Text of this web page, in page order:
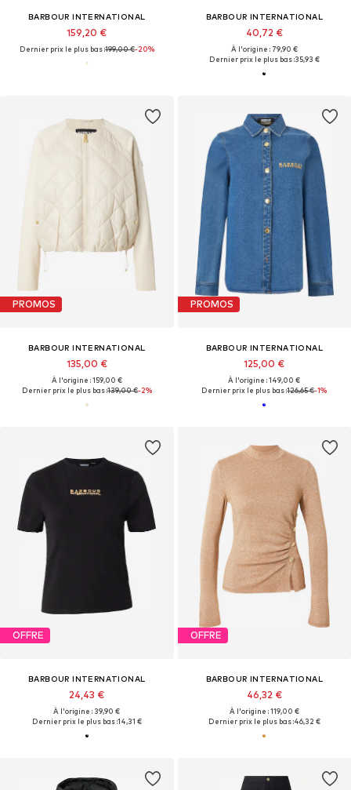
BARBOUR INTERNATIONAL
159,20 €
Dernier prix le plus bas :199,00 €-20%
BARBOUR INTERNATIONAL
40,72 €
À l'origine : 79,90 €
Dernier prix le plus bas :35,93 €
PROMOS
BARBOUR INTERNATIONAL
135,00 €
À l'origine : 159,00 €
Dernier prix le plus bas :139,00 €-2%
PROMOS
BARBOUR INTERNATIONAL
125,00 €
À l'origine : 149,00 €
Dernier prix le plus bas :126,65 €-1%
OFFRE
BARBOUR INTERNATIONAL
24,43 €
À l'origine : 39,90 €
Dernier prix le plus bas :14,31 €
OFFRE
BARBOUR INTERNATIONAL
46,32 €
À l'origine : 119,00 €
Dernier prix le plus bas :46,32 €